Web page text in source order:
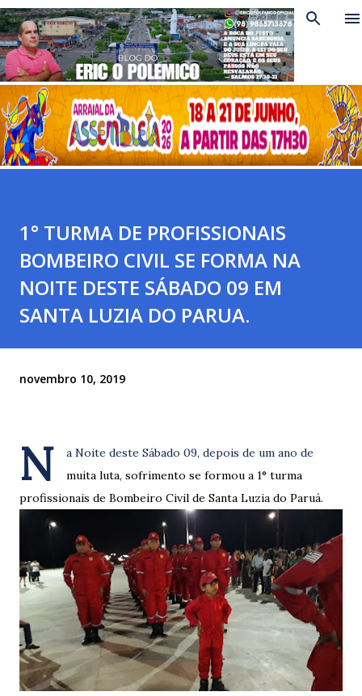
Pular para o conteúdo principal
1° TURMA DE PROFISSIONAIS
BOMBEIRO CIVIL SE FORMA NA
NOITE DESTE SÁBADO 09 EM
SANTA LUZIA DO PARUA.
novembro 10, 2019
N
a Noite deste Sábado 09, depois de um ano de
muita luta, sofrimento se formou a 1° turma
profissionais de Bombeiro Civil de Santa Luzia do Paruá.